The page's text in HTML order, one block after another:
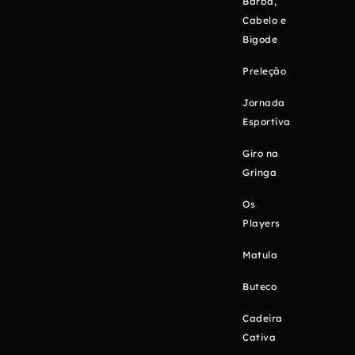
Cabelo e
Bigode
Preleção
Jornada
Esportiva
Giro na
Gringa
Os
Players
Matula
Buteco
Cadeira
Cativa